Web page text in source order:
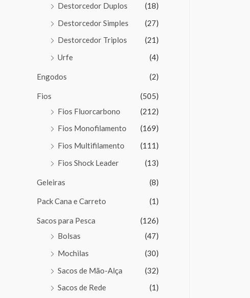
Destorcedor Duplos
(18)
Destorcedor Simples
(27)
Destorcedor Triplos
(21)
Urfe
(4)
Engodos (2)
Fios
(505)
Fios Fluorcarbono
(212)
Fios Monofilamento
(169)
Fios Multifilamento
(111)
Fios Shock Leader
(13)
Geleiras (8)
Pack Cana e Carreto (1)
Sacos para Pesca
(126)
Bolsas
(47)
Mochilas
(30)
Sacos de Mão-Alça
(32)
Sacos de Rede
(1)